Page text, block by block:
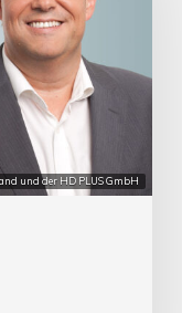
und der HD PLUS GmbH